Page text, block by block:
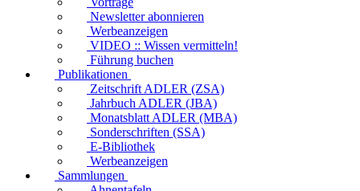
Newsletter abonnieren
Werbeanzeigen
VIDEO :: Wissen vermitteln!
Führung buchen
Publikationen
Zeitschrift ADLER (ZSA)
Jahrbuch ADLER (JBA)
Monatsblatt ADLER (MBA)
Sonderschriften (SSA)
E-Bibliothek
Werbeanzeigen
Sammlungen